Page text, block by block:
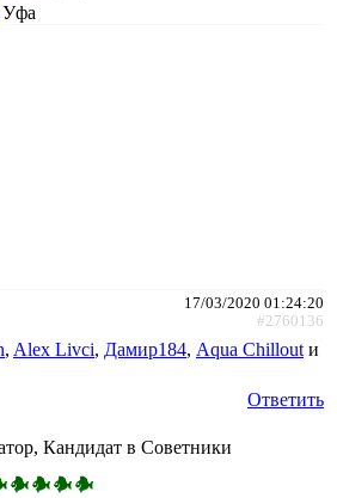
Уфа
17/03/2020 01:24:20
#2760136
, Alex Livci, Дамир184, Aqua Chillout и
Ответить
Кандидат в Советники